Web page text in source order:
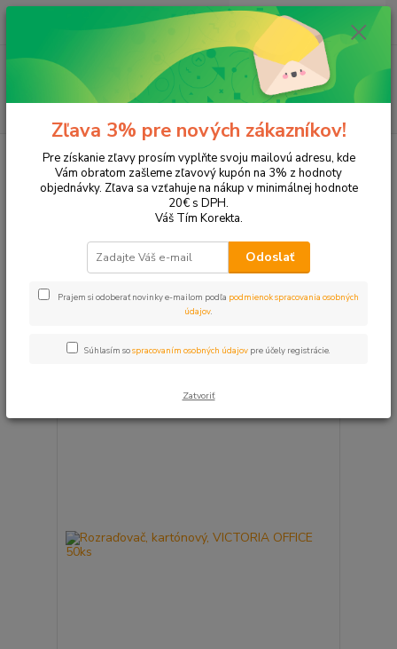
Menu
Hľadať
ks
za 0,00 EUR
Kancelárske potreby Zakladanie a archivácia
Rozraďovače,
Rozraďovače, registre
Upresniť parametre
Najnovšie Najlacnejšie Najdrahšie
Zobrazujem 1-7 z 7
Zľava 3% pre nových zákazníkov!
Pre získanie zľavy prosím vyplňte svoju mailovú adresu, kde
Vám obratom zašleme zľavový kupón na 3% z hodnoty
objednávky. Zľava sa vzťahuje na nákup v minimálnej hodnote
20€ s DPH.
Váš Tím Korekta.
Odoslať
Prajem si odoberať novinky e-mailom podľa podmienok spracovania osobných
údajov.
Súhlasím sospracovaním osobných údajov pre účely registrácie.
Zatvoriť